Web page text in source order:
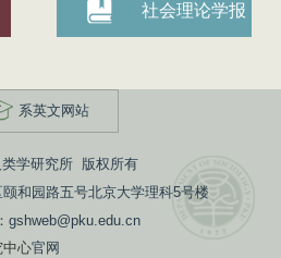
社会理论学报
系英文网站
学研究所 版权所有
和园路五号北京大学理科5号楼
中心官网